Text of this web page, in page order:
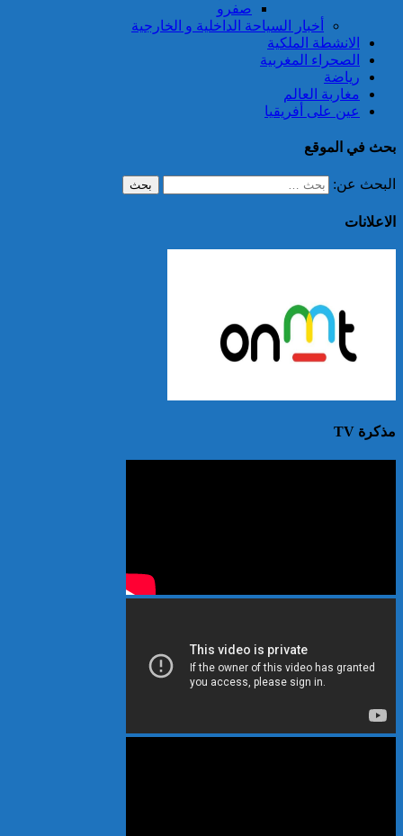
صفرو
أخبار السياحة الداخلية و الخارجية
الانشطة الملكية
الصحراء المغربية
رياضة
مغاربة العالم
عين على أفريقيا
بحث في الموقع
البحث عن:
الاعلانات
مذكرة TV